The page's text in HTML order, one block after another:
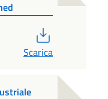
Scarica